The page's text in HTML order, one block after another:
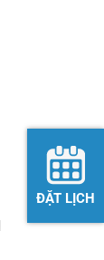
ĐẶT LỊCH